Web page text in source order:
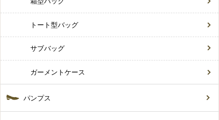
トート型バッグ
サブバッグ
ガーメントケース
パンプス